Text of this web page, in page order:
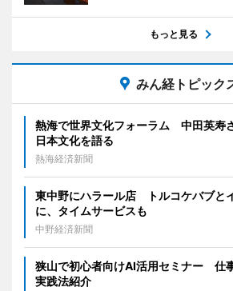
もっと見る
みん経トピック
熱海で世界文化フォーラム 中田英寿
日本文化を語る
熱海経済新聞
東中野にハラール店 トルコケバブと
に、タイムサービスも
中野経済新聞
狭山で初心者向けAI活用セミナー 仕
実践法紹介